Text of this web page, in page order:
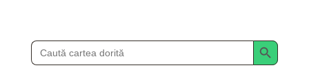
Search
for:
Search Button